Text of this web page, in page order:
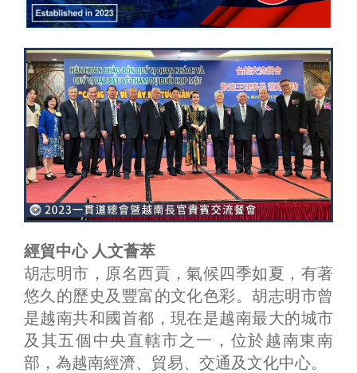
經貿中心 人文薈萃
胡志明市，原名西貢，氣候四季如夏，有著
悠久的歷史及豐富的文化色彩。胡志明市曾
是越南共和國首都，現在是越南最大的城市
及其五個中央直轄市之一，位於越南東南
部，為越南經濟、貿易、交通及文化中心。